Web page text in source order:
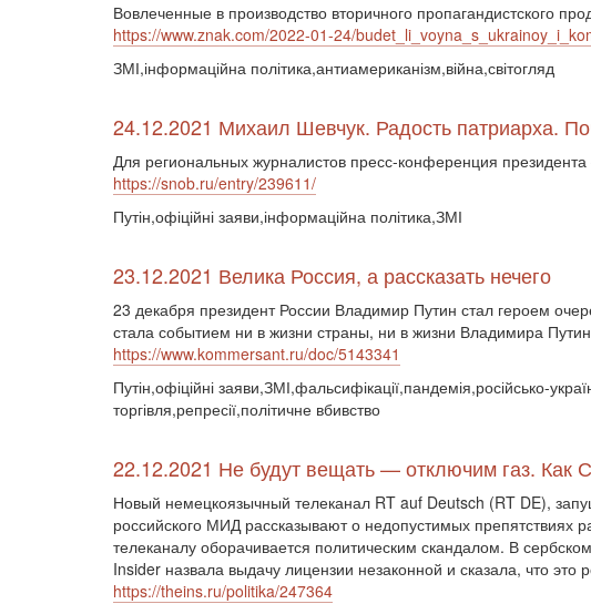
Вовлеченные в производство вторичного пропагандистского
https://www.znak.com/2022-01-24/
ЗМІ,інформаційна політика,антиамериканізм,війна,світогляд
24.12.2021 Михаил Шевчук. Радость патриарха.
Для региональных журналистов пресс-конференция
https://snob.ru/entry/239611/
Путін,офіційні заяви,інформаційна політика,ЗМІ
23.12.2021 Велика Россия, а рассказать нечего
23 декабря президент России Владимир Путин стал героем
стала событием ни в жизни страны, ни в жизни Владимира
https://www.kommersant.ru/doc/5143341
Путін,офіційні заяви,ЗМІ,фальсифікації,пандемія,російсько-
торгівля,репресії,політичне вбивство
22.12.2021 Не будут вещать — отключим газ. Как
Новый немецкоязычный телеканал RT auf Deutsch (RT DE),
российского МИД рассказывают о недопустимых препятствиях
телеканалу оборачивается политическим скандалом. В
Insider назвала выдачу лицензии незаконной и сказала, что
https://theins.ru/politika/247364